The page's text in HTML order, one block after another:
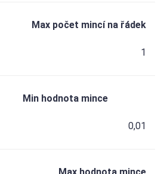
Max počet mincí na řádek
1
Min hodnota mince
0,01